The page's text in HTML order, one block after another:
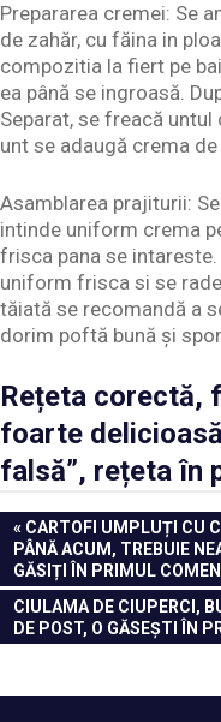
Prepararea cremei: Se
de zahăr, cu făina in
compozitia la fiert pe
ea până se ingroasă.
Separat, se freacă
unt se adaugă crema
Asamblarea prajiturii:
intinde uniform crema
frisca pana se
uniform frisca si se
tăiată se recomandă a
dorim poftă bună și
Rețeta corectă,
foarte
falsă”, rețeta în
Navigare
în
articole
PREVIOUS
POST:
CARTOFI UMPLUȚI CU
PÂNĂ ACUM, TREBUIE
GĂSIȚI ÎN PRIMUL
NEXT
POST:
CIULAMA DE CIUPERCI,
DE POST, O GĂSEȘTI ÎN